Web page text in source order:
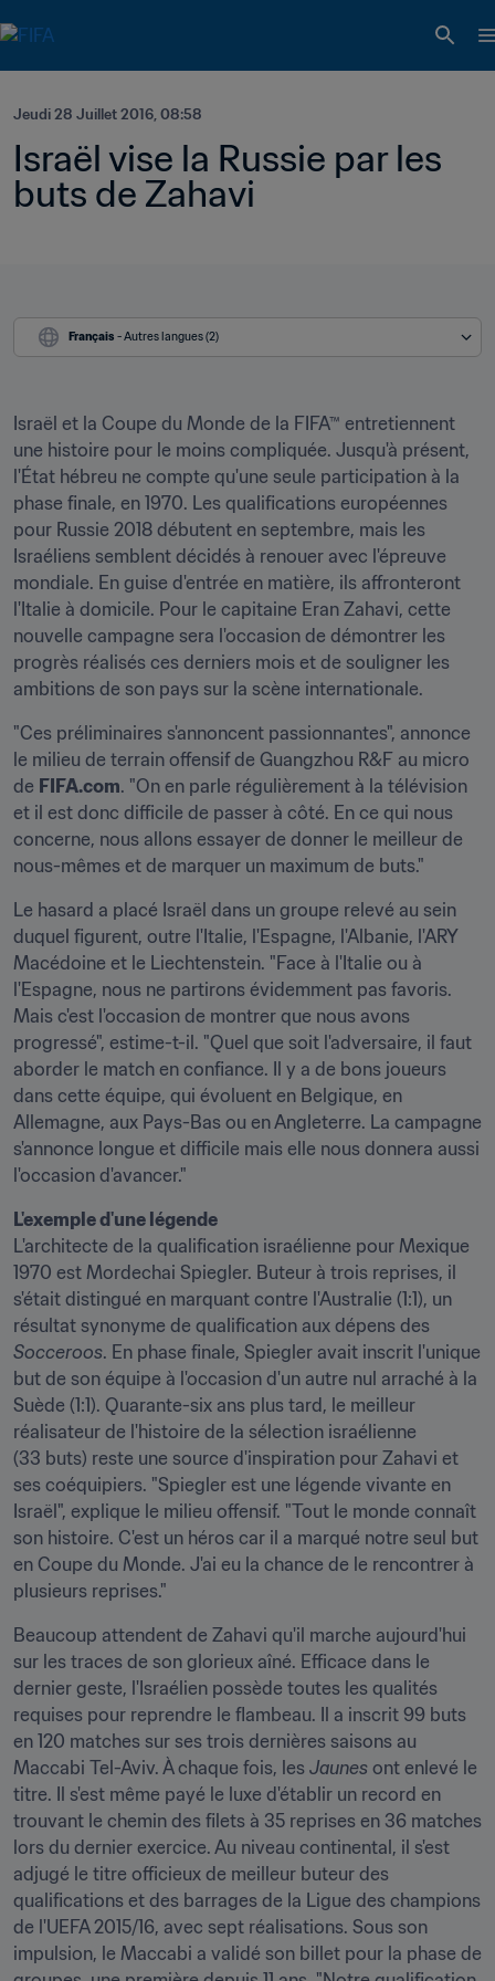
Jeudi 28 Juillet 2016, 08:58
Israël vise la Russie par les
buts de Zahavi
Français - Autres langues (2)
Israël et la Coupe du Monde de la FIFA™ entretiennent
une histoire pour le moins compliquée. Jusqu'à présent,
l'État hébreu ne compte qu'une seule participation à la
phase finale, en 1970. Les qualifications européennes
pour Russie 2018 débutent en septembre, mais les
Israéliens semblent décidés à renouer avec l'épreuve
mondiale. En guise d'entrée en matière, ils affronteront
l'Italie à domicile. Pour le capitaine Eran Zahavi, cette
nouvelle campagne sera l'occasion de démontrer les
progrès réalisés ces derniers mois et de souligner les
ambitions de son pays sur la scène internationale.
"Ces préliminaires s'annoncent passionnantes", annonce
le milieu de terrain offensif de Guangzhou R&F au micro
de FIFA.com. "On en parle régulièrement à la télévision
et il est donc difficile de passer à côté. En ce qui nous
concerne, nous allons essayer de donner le meilleur de
nous-mêmes et de marquer un maximum de buts."
Le hasard a placé Israël dans un groupe relevé au sein
duquel figurent, outre l'Italie, l'Espagne, l'Albanie, l'ARY
Macédoine et le Liechtenstein. "Face à l'Italie ou à
l'Espagne, nous ne partirons évidemment pas favoris.
Mais c'est l'occasion de montrer que nous avons
progressé", estime-t-il. "Quel que soit l'adversaire, il faut
aborder le match en confiance. Il y a de bons joueurs
dans cette équipe, qui évoluent en Belgique, en
Allemagne, aux Pays-Bas ou en Angleterre. La campagne
s'annonce longue et difficile mais elle nous donnera aussi
l'occasion d'avancer."
L'exemple d'une légende
L'architecte de la qualification israélienne pour Mexique
1970 est Mordechai Spiegler. Buteur à trois reprises, il
s'était distingué en marquant contre l'Australie (1:1), un
Socceroos. En phase finale, Spiegler avait inscrit l'unique
but de son équipe à l'occasion d'un autre nul arraché à la
Suède (1:1). Quarante-six ans plus tard, le meilleur
réalisateur de l'histoire de la sélection israélienne
(33 buts) reste une source d'inspiration pour Zahavi et
ses coéquipiers. "Spiegler est une légende vivante en
Israël", explique le milieu offensif. "Tout le monde connaît
son histoire. C'est un héros car il a marqué notre seul but
en Coupe du Monde. J'ai eu la chance de le rencontrer à
plusieurs reprises."
Beaucoup attendent de Zahavi qu'il marche aujourd'hui
sur les traces de son glorieux aîné. Efficace dans le
dernier geste, l'Israélien possède toutes les qualités
requises pour reprendre le flambeau. Il a inscrit 99 buts
en 120 matches sur ses trois dernières saisons au
Maccabi Tel-Aviv. À chaque fois, les Jaunes ont enlevé le
titre. Il s'est même payé le luxe d'établir un record en
trouvant le chemin des filets à 35 reprises en 36 matches
lors du dernier exercice. Au niveau continental, il s'est
adjugé le titre officieux de meilleur buteur des
qualifications et des barrages de la Ligue des champions
de l'UEFA 2015/16, avec sept réalisations. Sous son
impulsion, le Maccabi a validé son billet pour la phase de